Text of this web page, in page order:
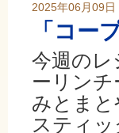
2025年06月09日
「コー
今週のレ
ーリン
みとま
スティ